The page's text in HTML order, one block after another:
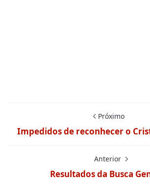
Próximo
Impedidos de reconhecer o
Anterior
Resultados da Busca